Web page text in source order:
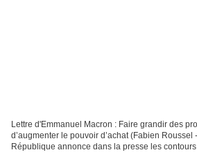
Lettre d'Emmanuel Macron : Faire grandir des
d’augmenter le pouvoir d’achat (Fabien Roussel
République annonce dans la presse les